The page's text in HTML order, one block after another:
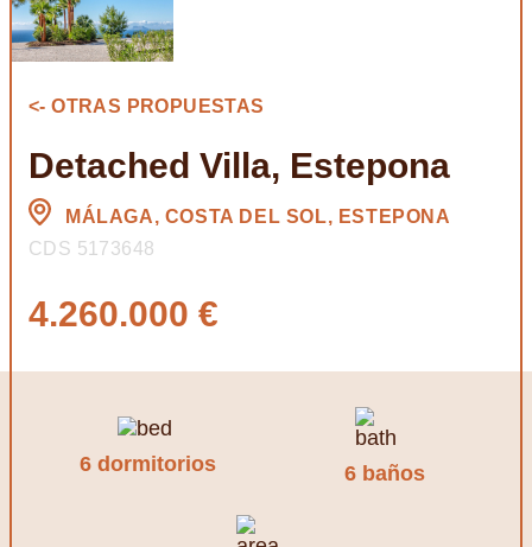
<- OTRAS PROPUESTAS
Detached Villa, Estepona
MÁLAGA, COSTA DEL SOL, ESTEPONA
CDS 5173648
4.260.000 €
6 dormitorios 6 baños